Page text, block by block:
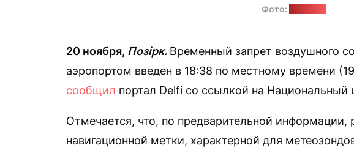
Фото:
20 ноября, Позірк. Временный запрет воздушного
аэропортом введен в 18:38 по местному времени
сообщил портал Delfi со ссылкой на Национальный
Отмечается, что, по предварительной информации,
навигационной метки, характерной для